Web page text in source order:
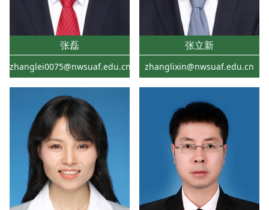
张磊
zhanglei0075@nwsuaf.edu.cn
张立新
zhanglixin@nwsuaf.edu.cn